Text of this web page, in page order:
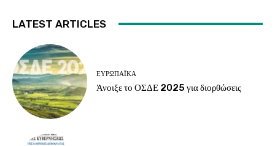
LATEST ARTICLES
ΕΥΡΩΠΑΪΚΆ
Άνοιξε το ΟΣΔΕ 2025 για διορθώσεις